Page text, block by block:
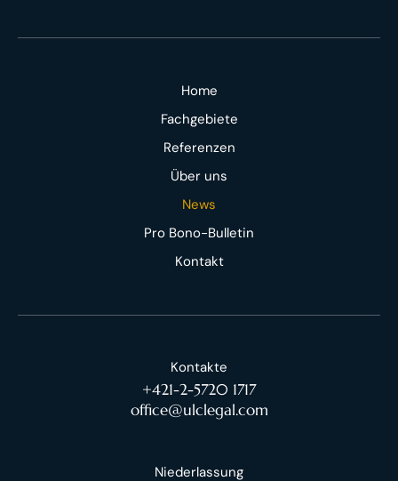
Home
Fachgebiete
Referenzen
Über uns
News
Pro Bono-Bulletin
Kontakt
Kontakte
+421-2-5720 1717
office@ulclegal.com
Niederlassung